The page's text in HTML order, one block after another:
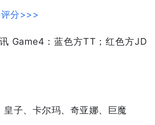
分>>>
Game4：蓝色方TT；红色方JD
子、卡尔玛、奇亚娜、巨魔